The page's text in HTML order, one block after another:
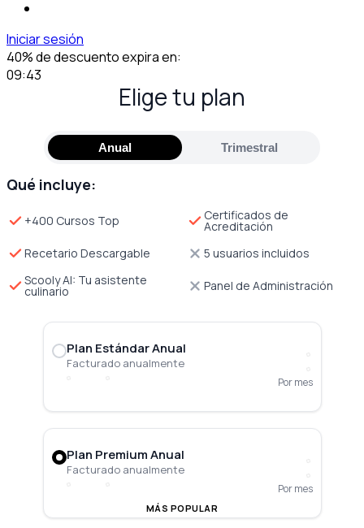
Iniciar sesión
40% de descuento expira en:
09:41
Elige tu plan
Anual Trimestral
Qué incluye:
+400 Cursos Top Certificados de
Acreditación
Recetario Descargable
5 usuarios incluidos
Scooly AI: Tu asistente
culinario Panel de Administración
Plan Estándar Anual
Facturado anualmente
Por mes
Plan Premium Anual
Facturado anualmente
Por mes
MÁS POPULAR